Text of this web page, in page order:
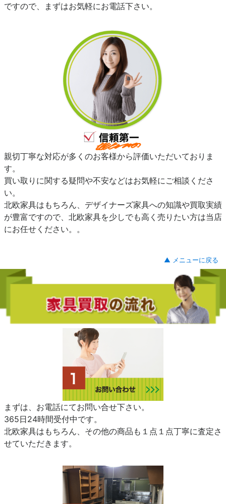
ですので、まずはお気軽にお電話下さい。
親切丁寧な対応が多くのお客様から評価いただいておりま
す。
買い取りに関する疑問や不安などはお気軽にご相談くださ
い。
北欧家具はもちろん、デザイナーズ家具への知識や買取実績
が豊富ですので、北欧家具を少しでも高く売りたい方は当店
にお任せください。。
▲ メニューに戻る
まずは、お電話にてお問い合せ下さい。
365日24時間受付中です。
北欧家具はもちろん、その他の商品も１点１点丁寧に査定さ
せていただきます。